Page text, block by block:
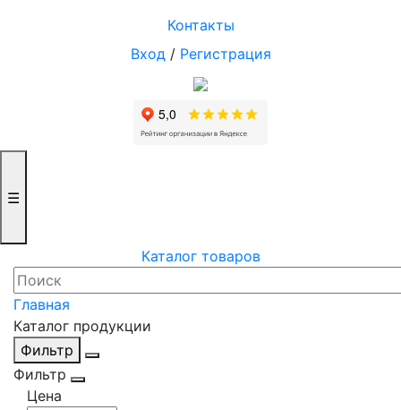
Контакты
Вход/ Регистрация
☰
Каталог товаров
Главная
Каталог продукции
Фильтр
Фильтр
Цена